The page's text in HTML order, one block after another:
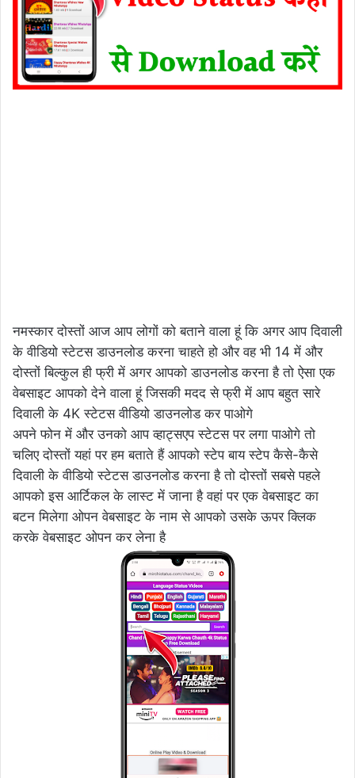
नमस्कार दोस्तों आज आप लोगों को बताने वाला हूं कि अगर आप दिवाली
के वीडियो स्टेटस डाउनलोड करना चाहते हो और वह भी 14 में और
दोस्तों बिल्कुल ही फ्री में अगर आपको डाउनलोड करना है तो ऐसा एक
वेबसाइट आपको देने वाला हूं जिसकी मदद से फ्री में आप बहुत सारे
दिवाली के 4K स्टेटस वीडियो डाउनलोड कर पाओगे
अपने फोन में और उनको आप व्हाट्सएप स्टेटस पर लगा पाओगे तो
चलिए दोस्तों यहां पर हम बताते हैं आपको स्टेप बाय स्टेप कैसे-कैसे
दिवाली के वीडियो स्टेटस डाउनलोड करना है तो दोस्तों सबसे पहले
आपको इस आर्टिकल के लास्ट में जाना है वहां पर एक वेबसाइट का
बटन मिलेगा ओपन वेबसाइट के नाम से आपको उसके ऊपर क्लिक
करके वेबसाइट ओपन कर लेना है